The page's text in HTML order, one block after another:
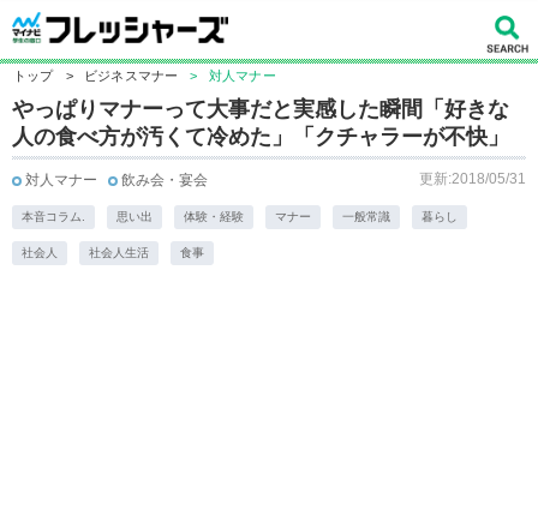
トップ > ビジネスマナー > 対人マナー
やっぱりマナーって大事だと実感した瞬間「好きな
人の食べ方が汚くて冷めた」「クチャラーが不快」
対人マナー 飲み会・宴会 更新:2018/05/31
本音コラム. 思い出 体験・経験 マナー 一般常識 暮らし
社会人 社会人生活 食事